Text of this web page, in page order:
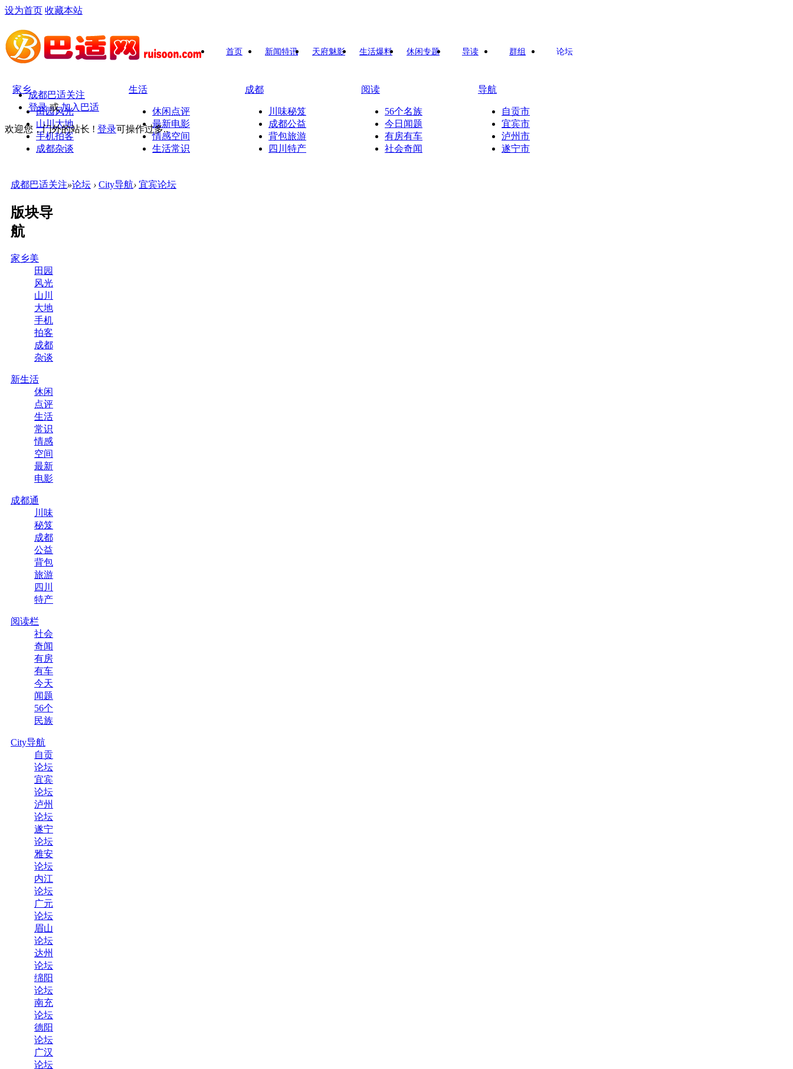
设为首页 收藏本站
成都巴适关注
登录 或 加入巴适
欢迎您，门外的站长 ! 登录可操作过多..
首页 新闻特讯 天府魅影 生活爆料 休闲专题 导读 群组 论坛
家乡
田园风光
山川大地
手机拍客
成都杂谈
生活
休闲点评
最新电影
情感空间
生活常识
成都
川味秘笈
成都公益
背包旅游
四川特产
阅读
56个名族
今日闻题
有房有车
社会奇闻
导航
自贡市
宜宾市
泸州市
遂宁市
成都巴适关注»论坛 › City导航› 宜宾论坛
版块导
航
家乡美
田园
风光
山川
大地
手机
拍客
成都
杂谈
新生活
休闲
点评
生活
常识
情感
空间
最新
电影
成都通
川味
秘笈
成都
公益
背包
旅游
四川
特产
阅读栏
社会
奇闻
有房
有车
今天
闻题
56个
民族
City导航
自贡
论坛
宜宾
论坛
泸州
论坛
遂宁
论坛
雅安
论坛
内江
论坛
广元
论坛
眉山
论坛
达州
论坛
绵阳
论坛
南充
论坛
德阳
论坛
广汉
论坛